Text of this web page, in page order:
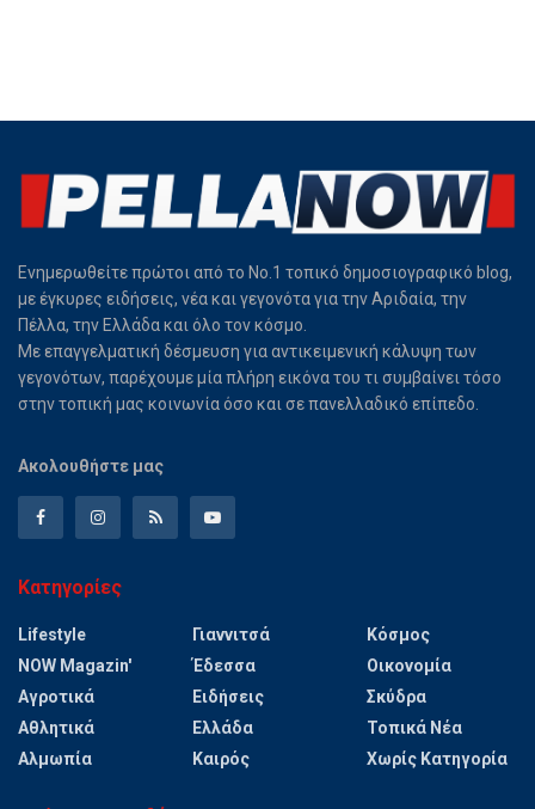
Ενημερωθείτε πρώτοι από το Νο.1 τοπικό δημοσιογραφικό blog,
με έγκυρες ειδήσεις, νέα και γεγονότα για την Αριδαία, την
Πέλλα, την Ελλάδα και όλο τον κόσμο.
Με επαγγελματική δέσμευση για αντικειμενική κάλυψη των
γεγονότων, παρέχουμε μία πλήρη εικόνα του τι συμβαίνει τόσο
στην τοπική μας κοινωνία όσο και σε πανελλαδικό επίπεδο.
Ακολουθήστε μας
Κατηγορίες
Lifestyle
NOW Magazin'
Αγροτικά
Αθλητικά
Αλμωπία
Γιαννιτσά
Έδεσσα
Ειδήσεις
Ελλάδα
Καιρός
Κόσμος
Οικονομία
Σκύδρα
Τοπικά Νέα
Χωρίς Κατηγορία